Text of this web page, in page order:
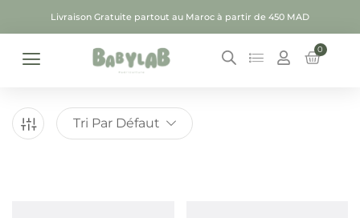
Livraison Gratuite partout au Maroc à partir de 450 MAD
0
Tri Par Défaut